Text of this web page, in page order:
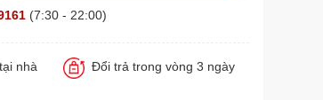
(7:30 - 22:00)
nhà Đổi trả trong vòng 3 ngày